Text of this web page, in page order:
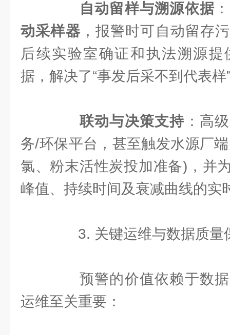
自动留样与溯源依据
动采样器 ，报警时可自动留存
后续实验室确证和执法溯源
据，解决了“事发后采不到代表样
联动与决策支持 ：高
务/环保平台，甚至触发水源厂
氯、粉末活性炭投加准备)，并
峰值、持续时间及衰减曲线的实
3. 关键运维与数据质量
预警的价值依赖于数据
运维至关重要：